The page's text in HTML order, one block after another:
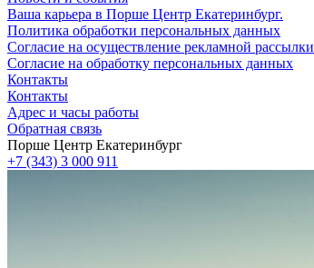
Ваша карьера в Порше Центр Екатеринбург.
Политика обработки персональных данных
Согласие на осуществление рекламной рассылки
Согласие на обработку персональных данных
Контакты
Контакты
Адрес и часы работы
Обратная связь
Порше Центр Екатеринбург
+7 (343) 3 000 911